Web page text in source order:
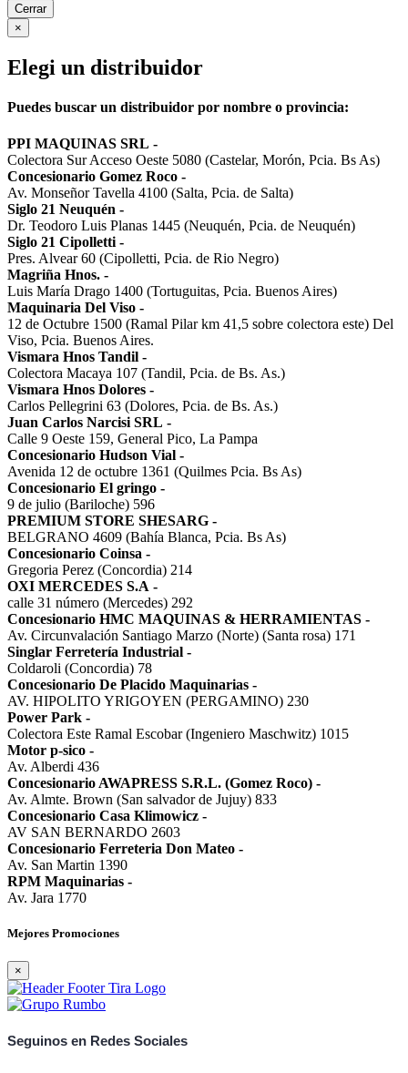
Cerrar
×
Elegi un distribuidor
Puedes buscar un distribuidor por nombre o provincia:
PPI MAQUINAS SRL -
Colectora Sur Acceso Oeste 5080 (Castelar, Morón, Pcia. Bs As)
Concesionario Gomez Roco -
Av. Monseñor Tavella 4100 (Salta, Pcia. de Salta)
Siglo 21 Neuquén -
Dr. Teodoro Luis Planas 1445 (Neuquén, Pcia. de Neuquén)
Siglo 21 Cipolletti -
Pres. Alvear 60 (Cipolletti, Pcia. de Rio Negro)
Magriña Hnos. -
Luis María Drago 1400 (Tortuguitas, Pcia. Buenos Aires)
Maquinaria Del Viso -
12 de Octubre 1500 (Ramal Pilar km 41,5 sobre colectora este) Del
Viso, Pcia. Buenos Aires.
Vismara Hnos Tandil -
Colectora Macaya 107 (Tandil, Pcia. de Bs. As.)
Vismara Hnos Dolores -
Carlos Pellegrini 63 (Dolores, Pcia. de Bs. As.)
Juan Carlos Narcisi SRL -
Calle 9 Oeste 159, General Pico, La Pampa
Concesionario Hudson Vial -
Avenida 12 de octubre 1361 (Quilmes Pcia. Bs As)
Concesionario El gringo -
9 de julio (Bariloche) 596
PREMIUM STORE SHESARG -
BELGRANO 4609 (Bahía Blanca, Pcia. Bs As)
Concesionario Coinsa -
Gregoria Perez (Concordia) 214
OXI MERCEDES S.A -
calle 31 número (Mercedes) 292
Concesionario HMC MAQUINAS & HERRAMIENTAS -
Av. Circunvalación Santiago Marzo (Norte) (Santa rosa) 171
Singlar Ferretería Industrial -
Coldaroli (Concordia) 78
Concesionario De Placido Maquinarias -
AV. HIPOLITO YRIGOYEN (PERGAMINO) 230
Power Park -
Colectora Este Ramal Escobar (Ingeniero Maschwitz) 1015
Motor p-sico -
Av. Alberdi 436
Concesionario AWAPRESS S.R.L. (Gomez Roco) -
Av. Almte. Brown (San salvador de Jujuy) 833
Concesionario Casa Klimowicz -
AV SAN BERNARDO 2603
Concesionario Ferreteria Don Mateo -
Av. San Martin 1390
RPM Maquinarias -
Av. Jara 1770
Mejores Promociones
×
Seguinos en Redes Sociales